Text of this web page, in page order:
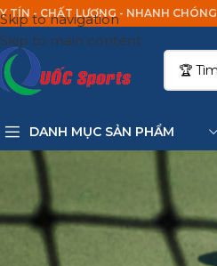
Skip to navigation
Skip to main content
TÍN - CHẤT LƯỢNG - NHANH CHÓNG
DANH MỤC SẢN PHẨM